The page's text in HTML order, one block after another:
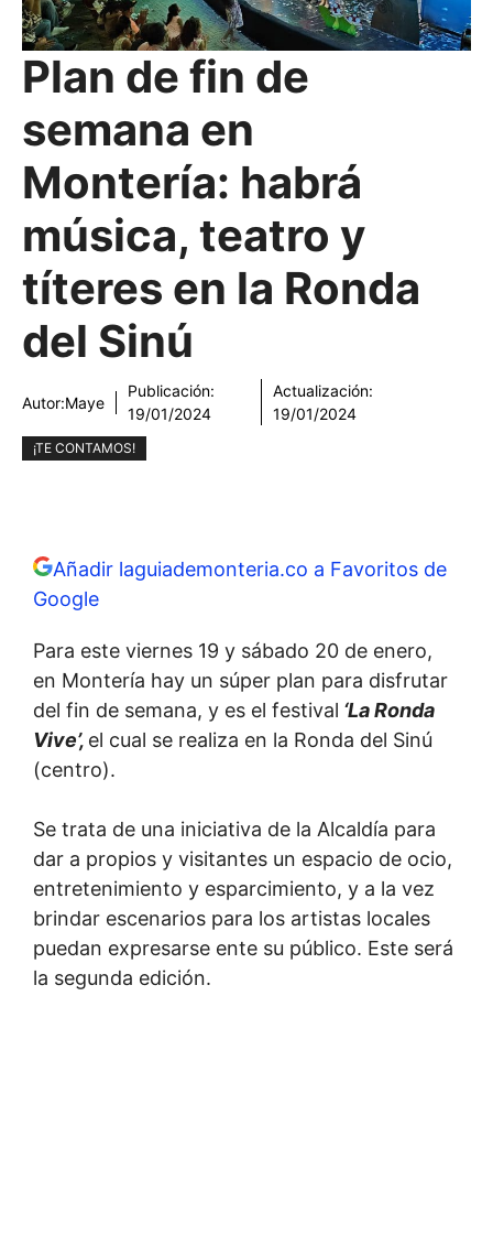
Plan de fin de
semana en
Montería: habrá
música, teatro y
títeres en la Ronda
del Sinú
Autor:Maye
Publicación:
19/01/2024
Actualización:
19/01/2024
¡TE CONTAMOS!
Añadir laguiademonteria.co a Favoritos de
Google
Para este viernes 19 y sábado 20 de enero,
en Montería hay un súper plan para disfrutar
del fin de semana, y es el festival ‘La Ronda
Vive’, el cual se realiza en la Ronda del Sinú
(centro).
Se trata de una iniciativa de la Alcaldía para
dar a propios y visitantes un espacio de ocio,
entretenimiento y esparcimiento, y a la vez
brindar escenarios para los artistas locales
puedan expresarse ente su público. Este será
la segunda edición.